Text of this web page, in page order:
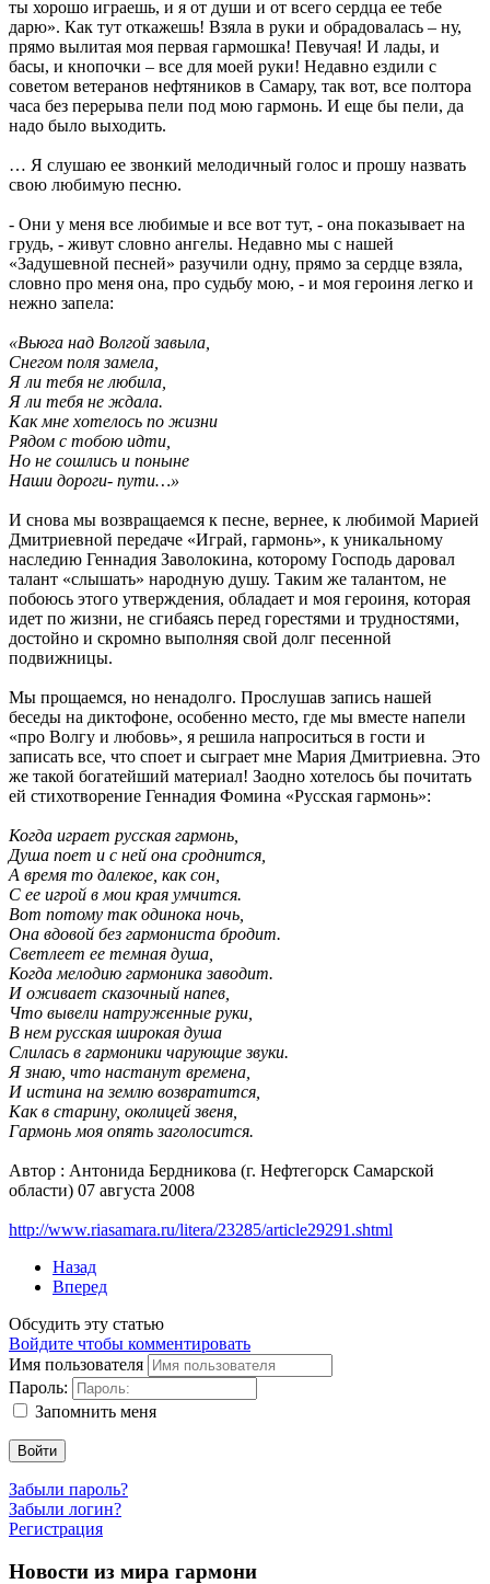
ты хорошо играешь, и я от души и от всего сердца ее тебе
дарю». Как тут откажешь! Взяла в руки и обрадовалась – ну,
прямо вылитая моя первая гармошка! Певучая! И лады, и
басы, и кнопочки – все для моей руки! Недавно ездили с
советом ветеранов нефтяников в Самару, так вот, все полтора
часа без перерыва пели под мою гармонь. И еще бы пели, да
надо было выходить.
… Я слушаю ее звонкий мелодичный голос и прошу назвать
свою любимую песню.
- Они у меня все любимые и все вот тут, - она показывает на
грудь, - живут словно ангелы. Недавно мы с нашей
«Задушевной песней» разучили одну, прямо за сердце взяла,
словно про меня она, про судьбу мою, - и моя героиня легко и
нежно запела:
«Вьюга над Волгой завыла,
Снегом поля замела,
Я ли тебя не любила,
Я ли тебя не ждала.
Как мне хотелось по жизни
Рядом с тобою идти,
Но не сошлись и поныне
Наши дороги- пути…»
И снова мы возвращаемся к песне, вернее, к любимой Марией
Дмитриевной передаче «Играй, гармонь», к уникальному
наследию Геннадия Заволокина, которому Господь даровал
талант «слышать» народную душу. Таким же талантом, не
побоюсь этого утверждения, обладает и моя героиня, которая
идет по жизни, не сгибаясь перед горестями и трудностями,
достойно и скромно выполняя свой долг песенной
подвижницы.
Мы прощаемся, но ненадолго. Прослушав запись нашей
беседы на диктофоне, особенно место, где мы вместе напели
«про Волгу и любовь», я решила напроситься в гости и
записать все, что споет и сыграет мне Мария Дмитриевна. Это
же такой богатейший материал! Заодно хотелось бы почитать
ей стихотворение Геннадия Фомина «Русская гармонь»:
Когда играет русская гармонь,
Душа поет и с ней она сроднится,
А время то далекое, как сон,
С ее игрой в мои края умчится.
Вот потому так одинока ночь,
Она вдовой без гармониста бродит.
Светлеет ее темная душа,
Когда мелодию гармоника заводит.
И оживает сказочный напев,
Что вывели натруженные руки,
В нем русская широкая душа
Слилась в гармоники чарующие звуки.
Я знаю, что настанут времена,
И истина на землю возвратится,
Как в старину, околицей звеня,
Гармонь моя опять заголосится.
Автор : Антонида Бердникова (г. Нефтегорск Самарской
области) 07 августа 2008
http://www.riasamara.ru/litera/23285/article29291.shtml
Назад
Вперед
Обсудить эту статью
Войдите чтобы комментировать
Имя пользователя
Пароль:
Запомнить меня
Войти
Забыли пароль?
Забыли логин?
Регистрация
Новости из мира гармони